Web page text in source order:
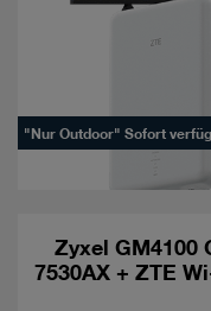
"Nur Outdoor" Sofort
Zyxel GM4100
7530AX + ZTE